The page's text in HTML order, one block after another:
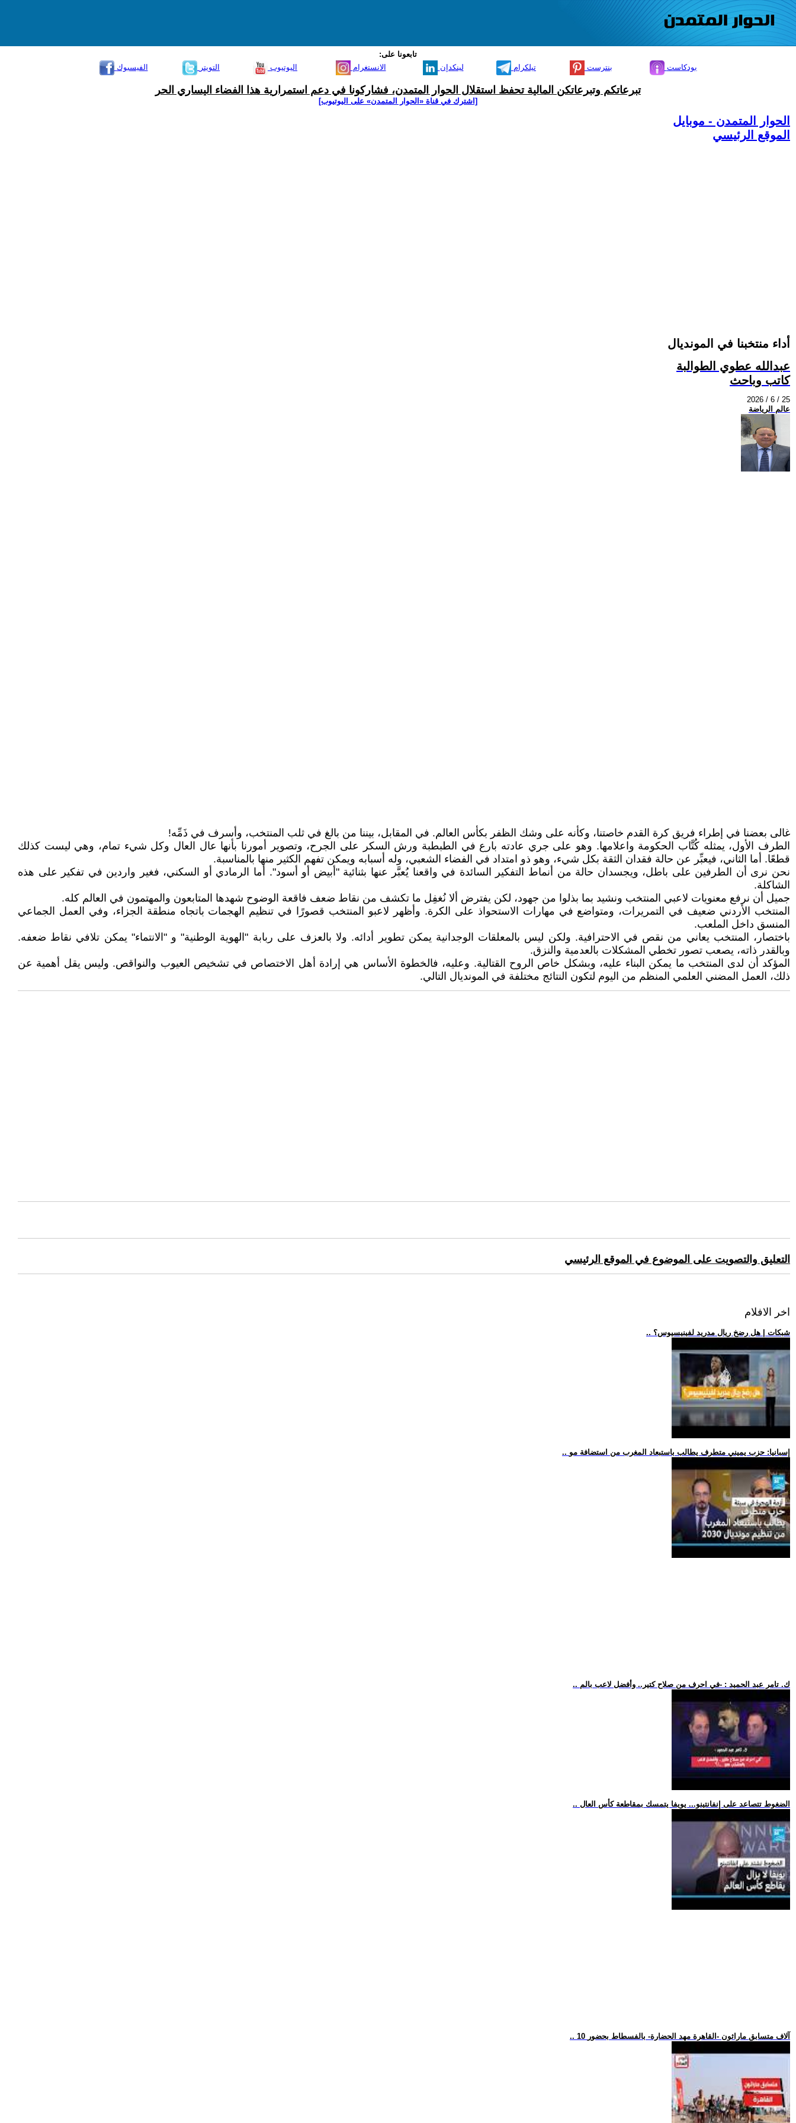
تابعونا على:
الفيسبوك
التويتر اليوتيوب الانستغرام لينكدإن تيلكرام بنترست بودكاست
تبرعاتكم وتبرعاتكن المالية تحفظ استقلال الحوار المتمدن، فشاركونا في دعم استمرارية هذا الفضاء اليساري الحر
[اشترك في قناة ‫«الحوار المتمدن» على اليوتيوب]
الحوار المتمدن - موبايل
الموقع الرئيسي
أداء منتخبنا في المونديال
عبدالله عطوي الطوالبة
كاتب وباحث
2026 / 6 / 25
عالم الرياضة
غالى بعضنا في إطراء فريق كرة القدم خاصتنا، وكأنه على وشك الظفر بكأس العالم. في المقابل، بيننا من بالغ في ثلب المنتخب، وأسرف في ذَمِّه!
الطرف الأول، يمثله كُتَّاب الحكومة واعلامها. وهو على جري عادته بارع في الطبطبة ورش السكر على الجرح، وتصوير أمورنا بأنها عال العال وكل شيء تمام، وهي ليست كذلك
قطعًا. أما الثاني، فيعبِّر عن حالة فقدان الثقة بكل شيء، وهو ذو امتداد في الفضاء الشعبي، وله أسبابه ويمكن تفهم الكثير منها بالمناسبة.
نحن نرى أن الطرفين على باطل، ويجسدان حالة من أنماط التفكير السائدة في واقعنا يُعبَّر عنها بثنائية "أبيض أو أسود". أما الرمادي أو السكني، فغير واردين في تفكير على هذه
الشاكلة.
جميل أن نرفع معنويات لاعبي المنتخب ونشيد بما بذلوا من جهود، لكن يفترض ألا نُغفِل ما تكشف من نقاط ضعف فاقعة الوضوح شهدها المتابعون والمهتمون في العالم كله.
المنتخب الأردني ضعيف في التمريرات، ومتواضع في مهارات الاستحواذ على الكرة. وأظهر لاعبو المنتخب قصورًا في تنظيم الهجمات باتجاه منطقة الجزاء، وفي العمل الجماعي
المنسق داخل الملعب.
باختصار، المنتخب يعاني من نقص في الاحترافية. ولكن ليس بالمعلقات الوجدانية يمكن تطوير أدائه. ولا بالعزف على ربابة "الهوية الوطنية" و "الانتماء" يمكن تلافي نقاط ضعفه.
وبالقدر ذاته، يصعب تصور تخطي المشكلات بالعدمية والنزق.
المؤكد أن لدى المنتخب ما يمكن البناء عليه، وبشكل خاص الروح القتالية. وعليه، فالخطوة الأساس هي إرادة أهل الاختصاص في تشخيص العيوب والنواقص. وليس يقل أهمية عن
ذلك، العمل المضني العلمي المنظم من اليوم لتكون النتائج مختلفة في المونديال التالي.
التعليق والتصويت على الموضوع في الموقع الرئيسي
اخر الافلام
.. شبكات | هل رضخ ريال مدريد لفينيسيوس؟
.. إسبانيا: حزب يميني متطرف يطالب باستبعاد المغرب من استضافة مو
.. ك. تامر عبد الحميد : -في احرف من صلاح كتير.. وأفضل لاعب بالم
.. الضغوط تتصاعد على إنفانتينو... يويفا يتمسك بمقاطعة كأس العال
.. 10 آلاف متسابق ماراثون -القاهرة مهد الحضارة- بالفسطاط بحضور